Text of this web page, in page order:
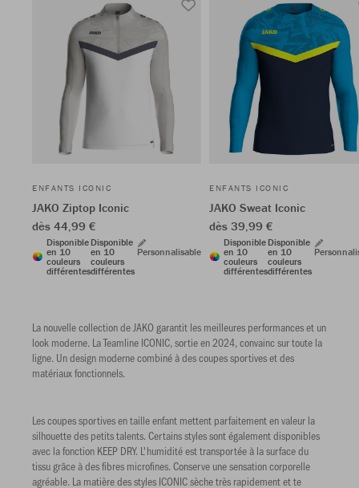
ENFANTS ICONIC
JAKO Ziptop Iconic
dès 44,99 €
Disponible
en 10
couleurs
différentes
Disponible
en 10
couleurs
différentes
Personnalisable
ENFANTS ICONIC
JAKO Sweat Iconic
dès 39,99 €
Disponible
en 10
couleurs
différentes
Disponible
en 10
couleurs
différentes
La nouvelle collection de JAKO garantit les meilleures performances et un
look moderne. La Teamline ICONIC, sortie en 2024, convainc sur toute la
ligne. Un design moderne combiné à des coupes sportives et des
matériaux fonctionnels.
Les coupes sportives en taille enfant mettent parfaitement en valeur la
silhouette des petits talents. Certains styles sont également disponibles
avec la fonction KEEP DRY. L'humidité est transportée à la surface du
tissu grâce à des fibres microfines. Conserve une sensation corporelle
agréable. La matière des styles ICONIC sèche très rapidement et te